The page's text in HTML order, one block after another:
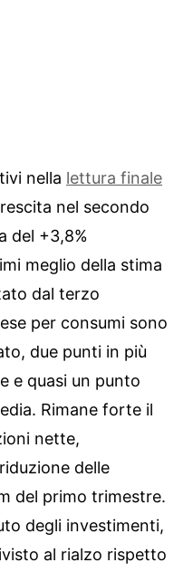
nella lettura finale
nel secondo
del +3,8%
meglio della stima
dal terzo
per consumi sono
due punti in più
e quasi un punto
Rimane forte il
nette,
delle
del primo trimestre.
degli investimenti,
al rialzo rispetto